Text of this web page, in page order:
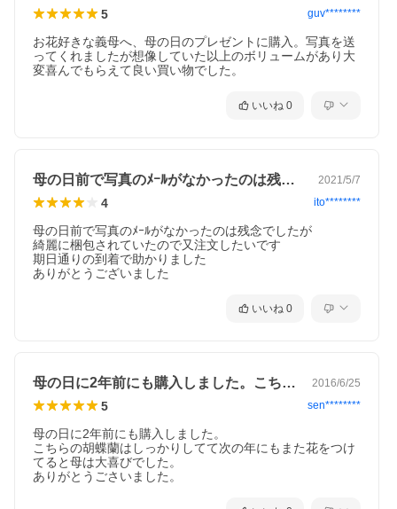
5 guv********
お花好きな義母へ、母の日のプレゼントに購入。写真を送
ってくれましたが想像していた以上のボリュームがあり大
変喜んでもらえて良い買い物でした。
いいね 0
母の日前で写真のﾒｰﾙがなかったのは残… 2021/5/7
4 ito********
母の日前で写真のﾒｰﾙがなかったのは残念でしたが
綺麗に梱包されていたので又注文したいです
期日通りの到着で助かりました
ありがとうございました
いいね 0
母の日に2年前にも購入しました。こちら… 2016/6/25
5 sen********
母の日に2年前にも購入しました。
こちらの胡蝶蘭はしっかりしてて次の年にもまた花をつけ
てると母は大喜びでした。
ありがとうごさいました。